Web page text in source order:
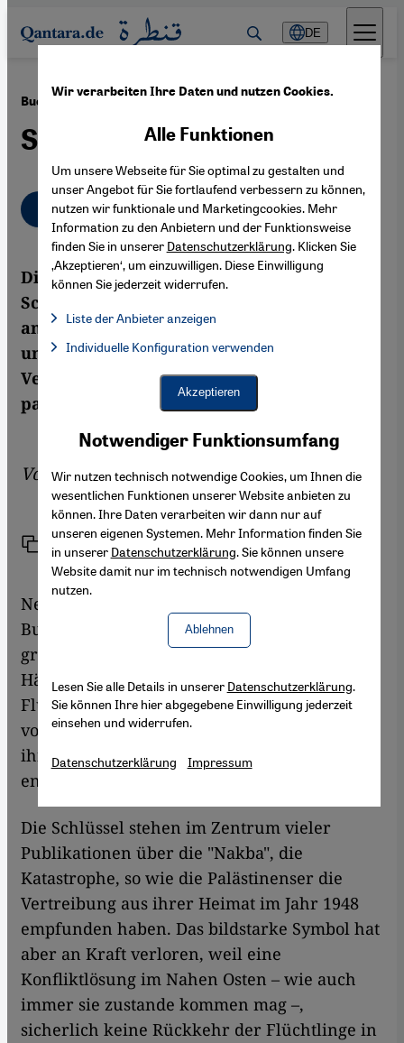
Direkt zum Inhalt springen
DE
Buchtipp: "Nakba – Die offene Wunde" ·17.05.2012
Spiegelbild der Gesellschaft
Deutsch English عربي
Die Schweizer Journalistin Marlène
Schnieper beschreibt in ihrem Buch
anhand von Biographien prominenter und
unbekannter Palästinenser, wie Flucht und
Vertreibung im Jahr 1948 noch heute die
palästinensische Gesellschaft prägen.
VonMoritz Behrendt
Teilen Drucken
Nein, die Schlüssel dürfen auch in diesem
Buch über die Nakba nicht fehlen – die
großen, angerosteten Schlüssel ihrer alten
Häuser, die vertriebene Palästinenser in
Flüchtlingslagern schon fast reflexhaft
vorzeigen als Symbol für das Unrecht, das
ihnen und ihren Familien 1948 durch den
entstehenden Staat Israel angetan wurde.
Die Schlüssel stehen im Zentrum vieler
Publikationen über die "Nakba", die
Katastrophe, so wie die Palästinenser die
Vertreibung aus ihrer Heimat im Jahr 1948
empfunden haben. Das bildstarke Symbol hat
aber an Kraft verloren, weil eine
Konfliktlösung im Nahen Osten – wie auch
immer sie zustande kommen mag –,
sicherlich keine Rückkehr der Flüchtlinge in
Wir verarbeiten Ihre Daten und nutzen Cookies.
Notwendiger Funktionsumfang
Wir nutzen technisch notwendige Cookies, um Ihnen die
wesentlichen Funktionen unserer Website anbieten zu
können. Ihre Daten verarbeiten wir dann nur auf
unseren eigenen Systemen. Mehr Information finden Sie
in unserer Datenschutzerklärung. Sie können unsere
Website damit nur im technisch notwendigen Umfang
nutzen.
Ablehnen
Alle Funktionen
Um unsere Webseite für Sie optimal zu gestalten und
unser Angebot für Sie fortlaufend verbessern zu können,
nutzen wir funktionale und Marketingcookies. Mehr
Information zu den Anbietern und der Funktionsweise
finden Sie in unserer Datenschutzerklärung. Klicken Sie
‚Akzeptieren‘, um einzuwilligen. Diese Einwilligung
können Sie jederzeit widerrufen.
Liste der Anbieter anzeigen
Facebook Embed / Facebook Connect, Google Maps Embed,
Facebook Embed / Facebook Connect
Google Maps Embed
Individuelle Konfiguration verwenden
Akzeptieren
Lesen Sie alle Details in unserer Datenschutzerklärung.
Sie können Ihre hier abgegebene Einwilligung jederzeit
einsehen und widerrufen.
Datenschutzerklärung Impressum